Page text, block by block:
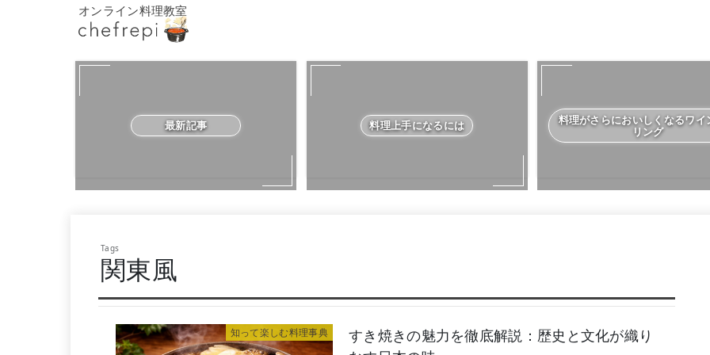
オンライン料理教室
最新記事 料理上手になるには
料理がさらにおいしくなるワイ
リング
関東風
知って楽しむ料理事典
すき焼きの魅力を徹底解説：歴史と文化が織り